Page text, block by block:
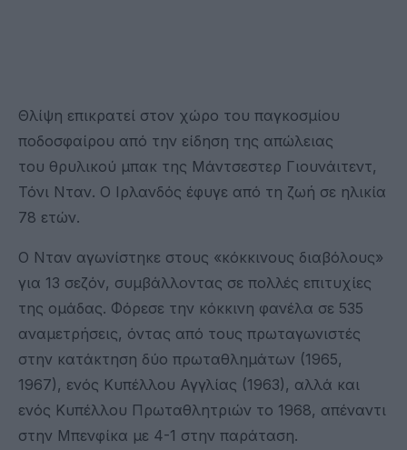
Θλίψη επικρατεί στον χώρο του παγκοσμίου
ποδοσφαίρου από την είδηση της απώλειας
του θρυλικού μπακ της Μάντσεστερ Γιουνάιτεντ,
Τόνι Νταν. Ο Ιρλανδός έφυγε από τη ζωή σε ηλικία
78 ετών.
Ο Νταν αγωνίστηκε στους «κόκκινους διαβόλους»
για 13 σεζόν, συμβάλλοντας σε πολλές επιτυχίες
της ομάδας. Φόρεσε την κόκκινη φανέλα σε 535
αναμετρήσεις, όντας από τους πρωταγωνιστές
στην κατάκτηση δύο πρωταθλημάτων (1965,
1967), ενός Κυπέλλου Αγγλίας (1963), αλλά και
ενός Κυπέλλου Πρωταθλητριών το 1968, απέναντι
στην Μπενφίκα με 4-1 στην παράταση.